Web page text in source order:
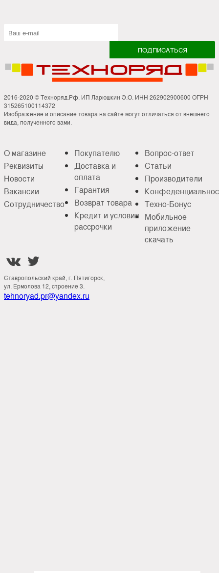
2016-2020 © Техноряд.Рф. ИП Ларюшкин Э.О. ИНН 262902900600 ОГРН
315265100114372
Изображение и описание товара на сайте могут отличаться от внешнего
вида, полученного вами.
О магазине
Реквизиты
Новости
Вакансии
Сотрудничество
Покупателю
Доставка и
оплата
Гарантия
Возврат товара
Кредит и условия
рассрочки
Вопрос-ответ
Статьи
Производители
Техно-Бонус
Мобильное
приложение
скачать
 
Ставропольский край, г. Пятигорск,
ул. Ермолова 12, строение 3.
tehnoryad.pr@yandex.ru